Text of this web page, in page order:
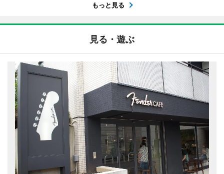
もっと見る
見る・遊ぶ